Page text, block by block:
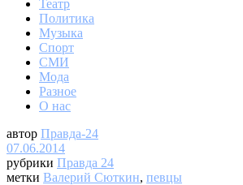
Театр
Политика
Музыка
Спорт
СМИ
Мода
Разное
О нас
автор Правда-24
07.06.2014
рубрики Правда 24
метки Валерий Сюткин, певцы